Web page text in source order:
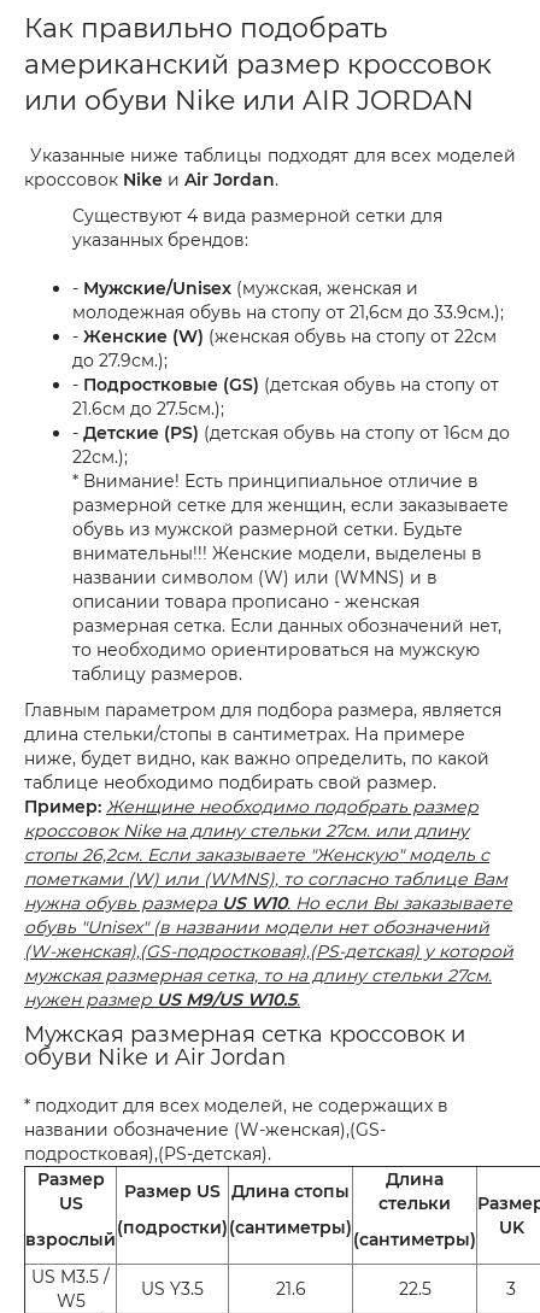
Как правильно подобрать
американский размер кроссовок
или обуви Nike или AIR JORDAN
Указанные ниже таблицы подходят для всех моделей
кроссовок Nike и Air Jordan.
Существуют 4 вида размерной сетки для
указанных брендов:
- Мужские/Unisex (мужская, женская и
молодежная обувь на стопу от 21,6см до 33.9см.);
- Женские (W) (женская обувь на стопу от 22см
до 27.9см.);
- Подростковые (GS) (детская обувь на стопу от
21.6см до 27.5см.);
- Детские (PS) (детская обувь на стопу от 16см до
22см.);
* Внимание! Есть принципиальное отличие в
размерной сетке для женщин, если заказываете
обувь из мужской размерной сетки. Будьте
внимательны!!! Женские модели, выделены в
названии символом (W) или (WMNS) и в
описании товара прописано - женская
размерная сетка. Если данных обозначений нет,
то необходимо ориентироваться на мужскую
таблицу размеров.
Главным параметром для подбора размера, является
длина стельки/стопы в сантиметрах. На примере
ниже, будет видно, как важно определить, по какой
таблице необходимо подбирать свой размер.
Пример: Женщине необходимо подобрать размер
кроссовок Nike на длину стельки 27см. или длину
стопы 26,2см. Если заказываете "Женскую" модель с
пометками (W) или (WMNS), то согласно таблице Вам
нужна обувь размера US W10. Но если Вы заказываете
обувь "Unisex" (в названии модели нет обозначений
(W-женская),(GS-подростковая),(PS-детская) у которой
мужская размерная сетка, то на длину стельки 27см.
нужен размер US M9/US W10.5.
Мужская размерная сетка кроссовок и
обуви Nike и Air Jordan
* подходит для всех моделей, не содержащих в
названии обозначение (W-женская),(GS-
подростковая),(PS-детская).
Размер
US
взрослый
Размер US
(подростки)
Длина стопы
(сантиметры)
Длина
стельки
(сантиметры)
UK
US M3.5 /
W5
US Y3.5 21.6 22.5
3